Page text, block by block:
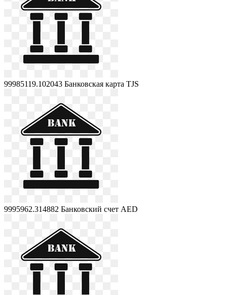
99985119.102043 Банковская карта TJS
9995962.314882 Банковский счет AED